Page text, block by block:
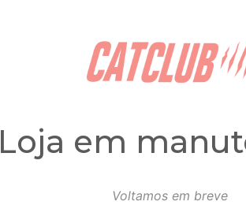
Loja em
Voltamos em breve